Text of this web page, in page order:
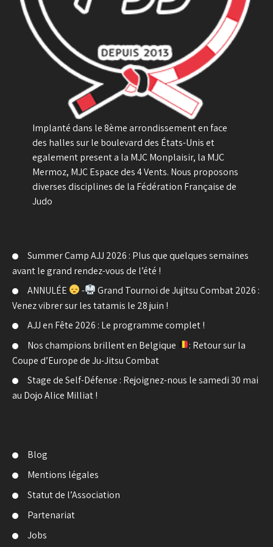
Implanté dans le 8ème arrondissement en face
des halles sur le boulevard des États-Unis et
egalement present a la MJC Monplaisir, la MJC
Mermoz, MJC Espace des 4 Vents. Nous proposons
diverses disciplines de la Fédération Française de
Judo
Summer Camp AJJ 2026 : Plus que quelques semaines
avant le grand rendez-vous de l’été !
ANNULÉE
-
Grand Tournoi de Jujitsu Combat 2026 :
Venez vibrer sur les tatamis le 28 juin !
AJJ en Fête 2026 : Le programme complet !
Nos champions brillent en Belgique
: Retour sur la
Coupe d’Europe de Ju-Jitsu Combat
Stage de Self-Défense : Rejoignez-nous le samedi 30 mai
au Dojo Alice Milliat !
Blog
Mentions légales
Statut de l’Association
Partenariat
Jobs